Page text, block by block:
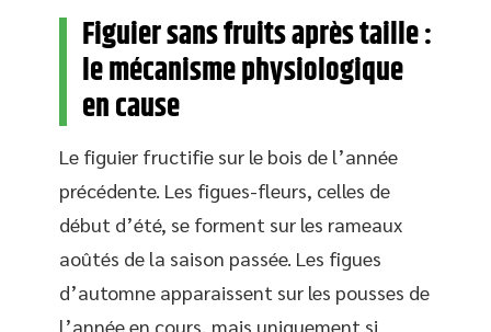
Figuier sans fruits après taille :
le mécanisme physiologique
en cause
Le figuier fructifie sur le bois de l’année
précédente. Les figues-fleurs, celles de
début d’été, se forment sur les rameaux
aoûtés de la saison passée. Les figues
d’automne apparaissent sur les pousses de
l’année en cours, mais uniquement si